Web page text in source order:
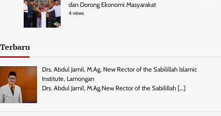
dan Dorong Ekonomi Masyarakat
4 views
Terbaru
Drs. Abdul Jamil, M.Ag, New Rector of the Sabilillah Islamic
Institute, Lamongan
Drs. Abdul Jamil, M.Ag.New Rector of the Sabilillah […]